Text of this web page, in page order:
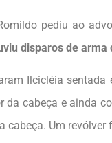
pediu ao
disparos de arma
Ilcicléia
da cabeça e ainda
cabeça. Um